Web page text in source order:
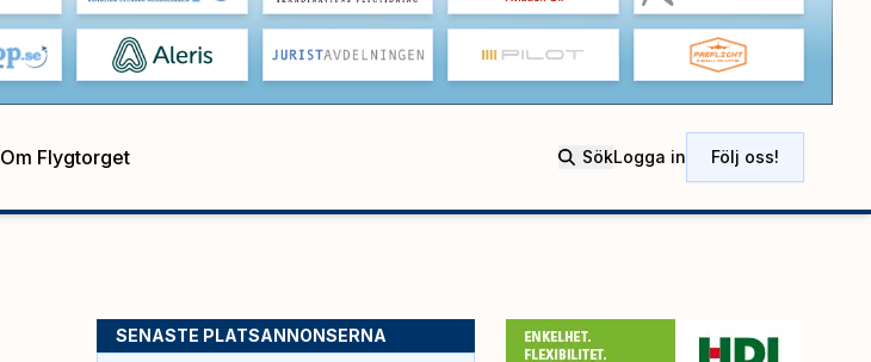
Om Flygtorget SökLogga in Följ oss!
SENASTE PLATSANNONSERNA